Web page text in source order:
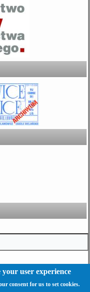
your user experience
consent for us to set cookies.